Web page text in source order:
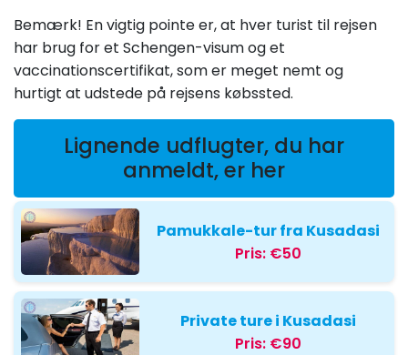
Bemærk! En vigtig pointe er, at hver turist til rejsen
har brug for et Schengen-visum og et
vaccinationscertifikat, som er meget nemt og
hurtigt at udstede på rejsens købssted.
Lignende udflugter, du har
anmeldt, er her
Pamukkale-tur fra Kusadasi
Pris: €50
Private ture i Kusadasi
Pris: €90